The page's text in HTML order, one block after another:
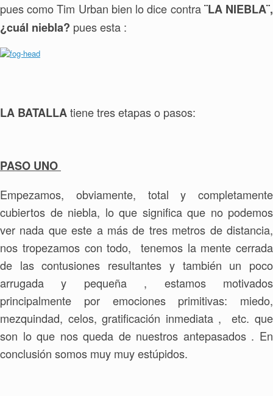
pues como Tim Urban bien lo dice contra¨LA NIEBLA¨,
¿cuál niebla? pues esta :
LA BATALLAtiene tres etapas o pasos:
PASO UNO
Empezamos, obviamente, total y completamente
cubiertos de niebla, lo que significa que no podemos
ver nada que este a más de tres metros de distancia,
nos tropezamos con todo, tenemos la mente cerrada
de las contusiones resultantes y también un poco
arrugada y pequeña , estamos motivados
principalmente por emociones primitivas: miedo,
mezquindad, celos, gratificación inmediata , etc. que
son lo que nos queda de nuestros antepasados . En
conclusión somos muy muy estúpidos.